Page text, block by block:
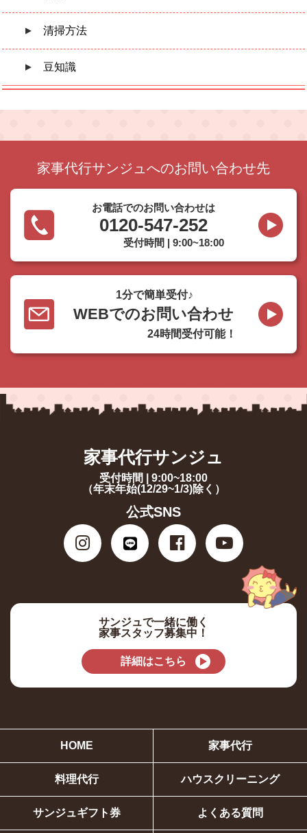
清掃方法
豆知識
家事代行サンジュへのお問い合わせ先
お電話でのお問い合わせは
0120-547-252
受付時間 | 9:00~18:00
1分で簡単受付♪
WEBでのお問い合わせ
24時間受付可能！
家事代行サンジュ
受付時間 | 9:00~18:00
（年末年始(12/29~1/3)除く）
公式SNS
サンジュで一緒に働く
家事スタッフ募集中！
詳細はこちら
HOME 家事代行
料理代行 ハウスクリーニング
サンジュギフト券 よくある質問